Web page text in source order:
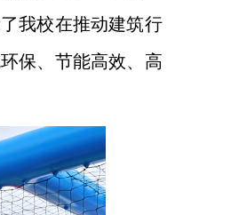
我校在推动建筑行
保、节能高效、高